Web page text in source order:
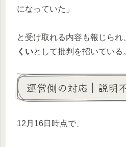
になっていた」
と受け取れる内容も報じられ
くいとして批判を招いている
運営側の対応｜説明
12月16日時点で、